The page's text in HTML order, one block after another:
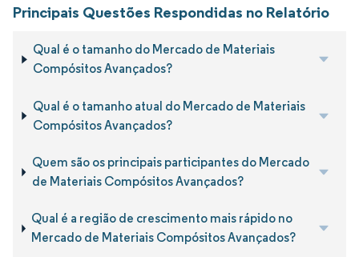
Principais Questões Respondidas no Relatório
Qual é o tamanho do Mercado de Materiais
Compósitos Avançados?
Qual é o tamanho atual do Mercado de Materiais
Compósitos Avançados?
Quem são os principais participantes do Mercado
de Materiais Compósitos Avançados?
Qual é a região de crescimento mais rápido no
Mercado de Materiais Compósitos Avançados?